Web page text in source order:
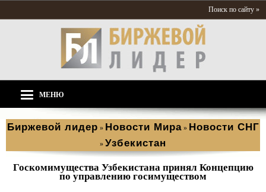
Поиск по сайту »
МЕНЮ
Биржевой лидер » Новости Мира » Новости СНГ
» Узбекистан
Госкомимущества Узбекистана принял Концепцию
по управлению госимуществом